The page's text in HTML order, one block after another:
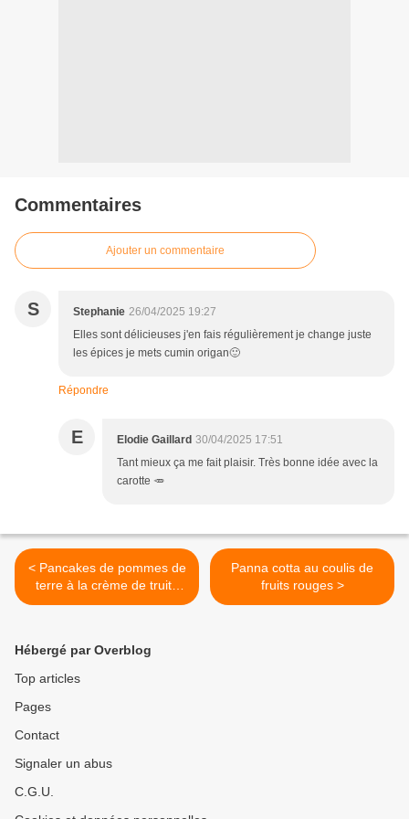
Commentaires
Ajouter un commentaire
S Stephanie 26/04/2025 19:27
Elles sont délicieuses j'en fais régulièrement je change juste
les épices je mets cumin origan🙂
Répondre
E Elodie Gaillard 30/04/2025 17:51
Tant mieux ça me fait plaisir. Très bonne idée avec la
carotte 🥕
< Pancakes de pommes de
terre à la crème de truite
fumée
Panna cotta au coulis de
fruits rouges >
Hébergé par Overblog
Top articles
Pages
Contact
Signaler un abus
C.G.U.